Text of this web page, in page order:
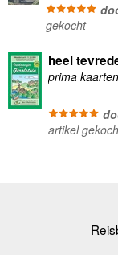
gekocht
heel
prima
artikel